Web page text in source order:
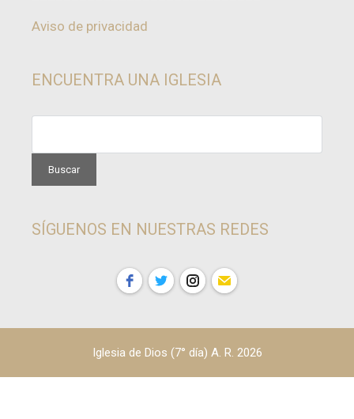
Aviso de privacidad
ENCUENTRA UNA IGLESIA
SÍGUENOS EN NUESTRAS REDES
Iglesia de Dios (7° día) A. R. 2026